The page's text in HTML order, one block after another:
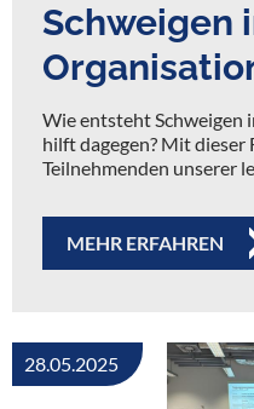
Schweigen
Wie entsteht Schweigen
hilft dagegen? Mit dieser
Teilnehmenden unserer
MEHR ERFAHREN
28.05.2025